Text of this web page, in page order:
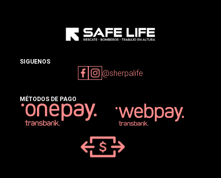
SIGUENOS
@sherpalife
MÉTODOS DE PAGO